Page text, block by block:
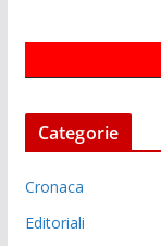
Categorie
Cronaca
Editoriali